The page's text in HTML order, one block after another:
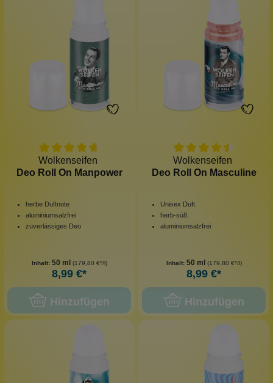
Wolkenseifen
Deo Roll On Manpower
herbe Duftnote
aluminiumsalzfrei
zuverlässiges Deo
Inhalt: 50 ml (179,80 €*/l)
8,99 €*
Hinzufügen
Wolkenseifen
Deo Roll On Masculine
Unisex Duft
herb-süß
aluminiumsalzfrei
Inhalt: 50 ml (179,80 €*/l)
8,99 €*
Hinzufügen